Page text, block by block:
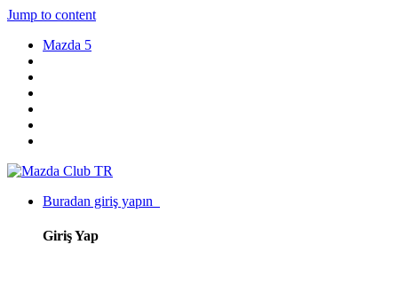
Jump to content
Mazda 5
Buradan giriş yapın
Giriş Yap